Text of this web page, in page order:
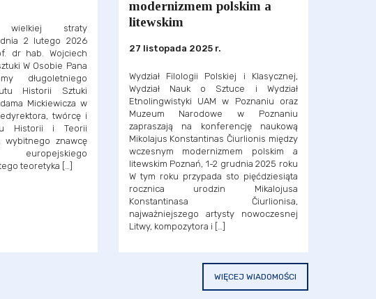
straty
dnia 2 lutego 2026
dr hab. Wojciech
W Osobie Pana
długoletniego
Historii Sztuki
Mickiewicza w
twórcę i
Historii i Teorii
wybitnego znawcę
teoretyka […]
modernizmem polskim a
litewskim
27 listopada 2025 r.
Wydział Filologii Polskiej i Klasycznej,
Wydział Nauk o Sztuce i Wydział
Etnolingwistyki UAM w Poznaniu oraz
Muzeum Narodowe w Poznaniu
zapraszają na konferencję naukową
Mikolajus Konstantinas Čiurlionis między
wczesnym modernizmem polskim a
litewskim Poznań, 1-2 grudnia 2025 roku
W tym roku przypada sto pięćdziesiąta
rocznica urodzin Mikalojusa
Konstantinasa Čiurlionisa,
najważniejszego artysty nowoczesnej
Litwy, kompozytora i […]
WIĘCEJ WIADOMOŚCI